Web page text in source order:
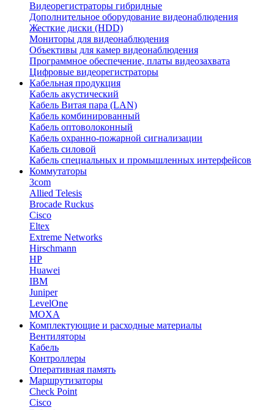
Видеорегистраторы гибридные
Дополнительное оборудование видеонаблюдения
Жесткие диски (HDD)
Мониторы для видеонаблюдения
Объективы для камер видеонаблюдения
Программное обеспечение, платы видеозахвата
Цифровые видеорегистраторы
Кабельная продукция
Кабель акустический
Кабель Витая пара (LAN)
Кабель комбинированный
Кабель оптоволоконный
Кабель охранно-пожарной сигнализации
Кабель силовой
Кабель специальных и промышленных интерфейсов
Коммутаторы
3com
Allied Telesis
Brocade Ruckus
Cisco
Eltex
Extreme Networks
Hirschmann
HP
Huawei
IBM
Juniper
LevelOne
MOXA
Комплектующие и расходные материалы
Вентиляторы
Кабель
Контроллеры
Оперативная память
Маршрутизаторы
Check Point
Cisco